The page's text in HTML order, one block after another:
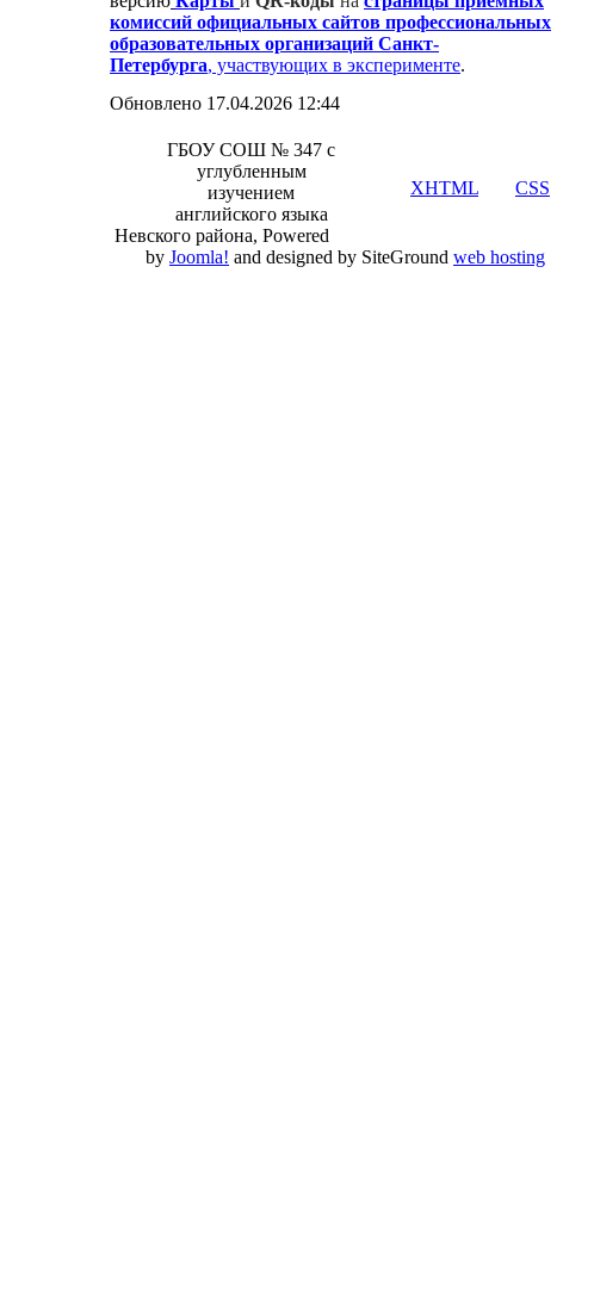
комиссий официальных сайтов профессиональных
образовательных организаций Санкт-
Петербурга, участвующих в эксперименте.
Обновлено 17.04.2026 12:44
XHTML CSS
ГБОУ СОШ № 347 с
углубленным
изучением
английского языка
Невского района, Powered
by Joomla! and designed by SiteGround web hosting